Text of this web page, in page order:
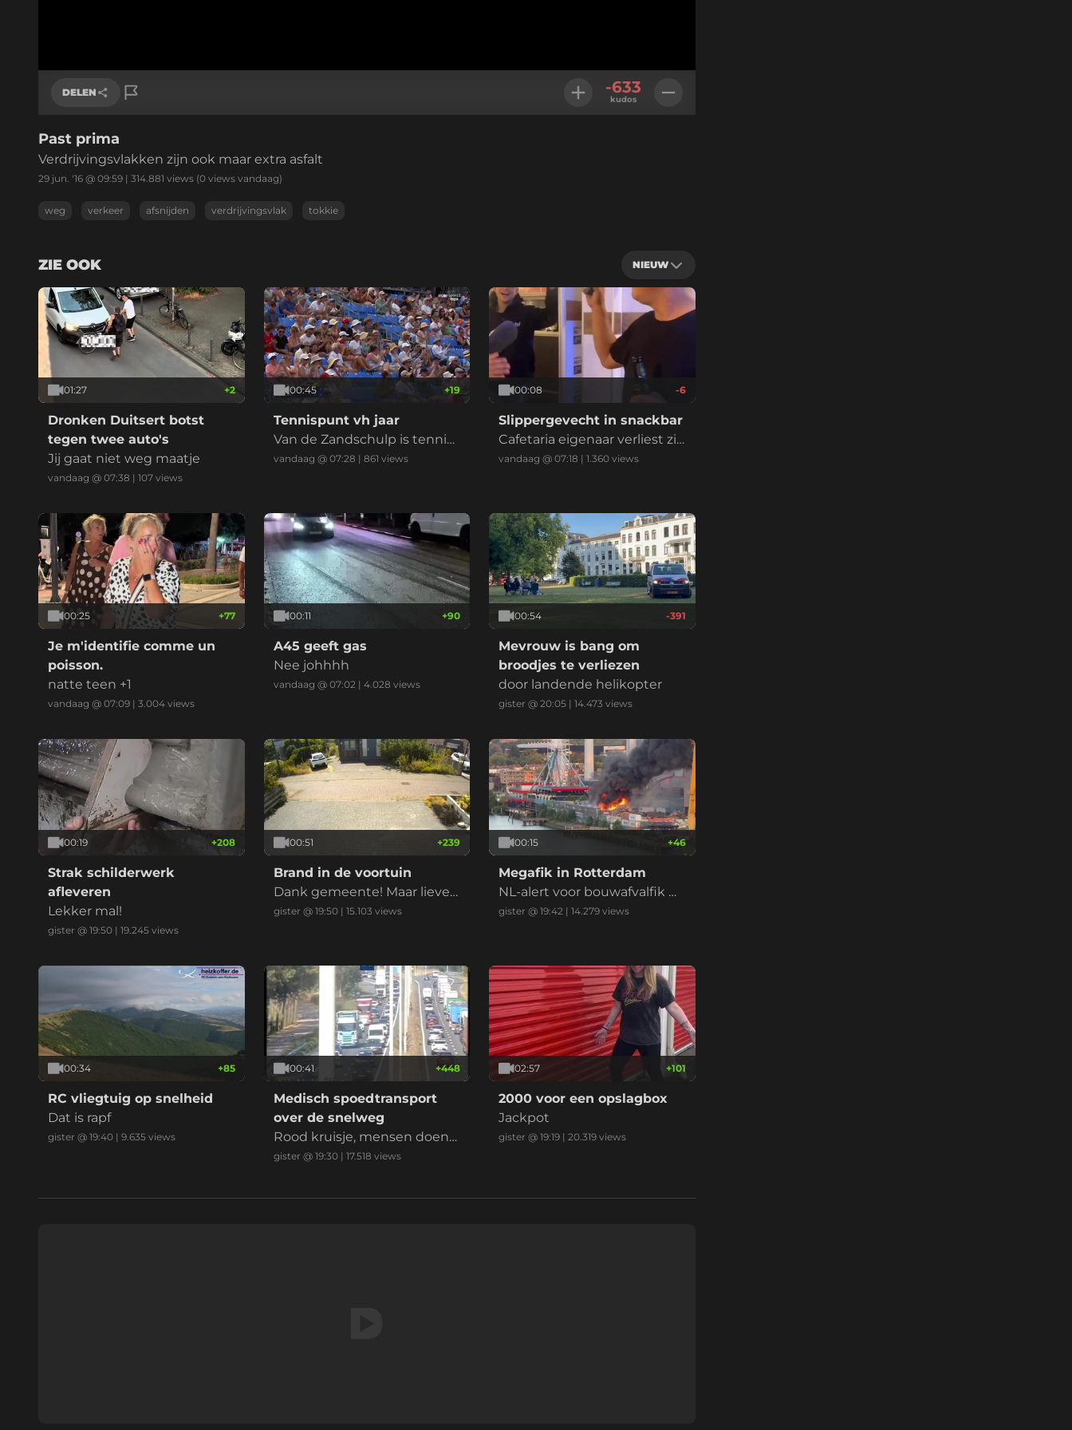
DELEN
Link kopiëren
-633
kudos
Past prima
Verdrijvingsvlakken zijn ook maar extra asfalt
29 jun. '16 @ 09:59 | 314.881 views (0 views vandaag)
weg verkeer afsnijden verdrijvingsvlak tokkie
ZIE OOK NIEUW
01:27 +2
Dronken Duitsert botst
tegen twee auto's
Jij gaat niet weg maatje
vandaag @ 07:38 | 107 views
00:45 +19
Tennispunt vh jaar
Van de Zandschulp is tennis
keepert
vandaag @ 07:28 | 861 views
00:08 -6
Slippergevecht in snackbar
Cafetaria eigenaar verliest zij
n bril
vandaag @ 07:18 |1.360 views
00:25 +77
Je m'identifie comme un
poisson.
natte teen +1
vandaag @ 07:09 | 3.004 views
00:11 +90
A45 geeft gas
Nee johhhh
vandaag @ 07:02| 4.028 views
00:54 -391
Mevrouw is bang om
broodjes te verliezen
door landende helikopter
gister @ 20:05 |14.473 views
00:19 +208
Strak schilderwerk
afleveren
Lekker mal!
gister @ 19:50 | 19.245 views
00:51 +239
Brand in de voortuin
Dank gemeente! Maar liever
niet nu met de droogte
gister @ 19:50| 15.103 views
00:15 +46
Megafik in Rotterdam
NL-alert voor bouwafvalfik m
et zwarte reauk bij recycling
gister @ 19:42 |14.279 views
00:34 +85
RC vliegtuig op snelheid
Dat is rapf
gister @ 19:40 | 9.635 views
00:41 +448
Medisch spoedtransport
over de snelweg
Rood kruisje, mensen doen
normaal, ambu erlangs, klaar
gister @ 19:30| 17.518 views
02:57 +101
2000 voor een opslagbox
Jackpot
gister @ 19:19 |20.319 views